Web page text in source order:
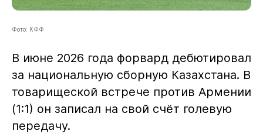
Фото: КФФ
В июне 2026 года форвард дебютировал
за национальную сборную Казахстана. В
товарищеской встрече против Армении
(1:1) он записал на свой счёт голевую
передачу.